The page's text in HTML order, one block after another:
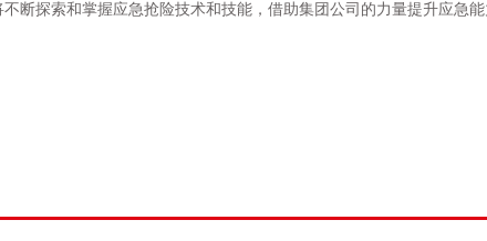
断探索和掌握应急抢险技术和技能，借助集团公司的力量提升应急